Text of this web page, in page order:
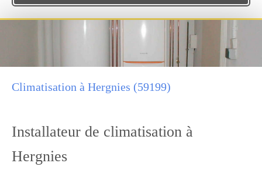
Climatisation à Hergnies (59199)
Installateur de climatisation à
Hergnies